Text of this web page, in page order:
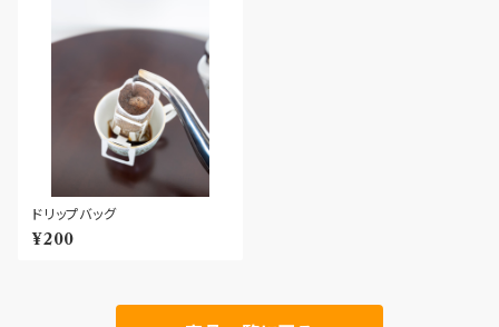
ドリップバッグ
¥200